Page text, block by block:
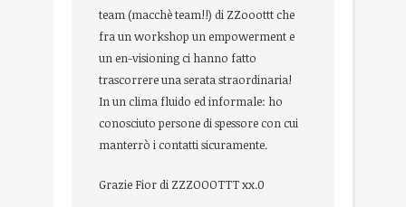
team (macchè team!!) di ZZooottt che
fra un workshop un empowerment e
un en-visioning ci hanno fatto
trascorrere una serata straordinaria!
In un clima fluido ed informale: ho
conosciuto persone di spessore con cui
manterrò i contatti sicuramente.
Grazie Fior di ZZZOOOTTT xx.0